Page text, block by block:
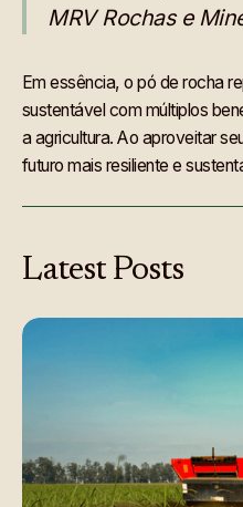
MRV Rochas e
Em essência, o pó de rocha
sustentável com múltiplos
a agricultura. Ao aproveitar
futuro mais resiliente e
Latest Posts